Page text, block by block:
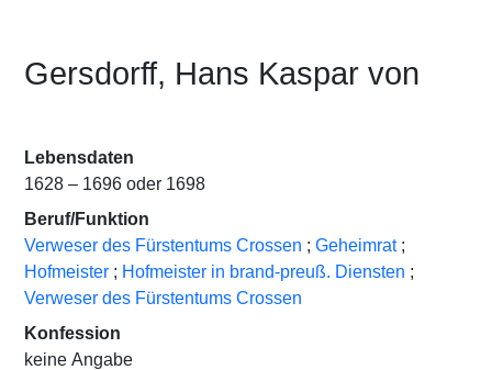
Gersdorff, Hans Kaspar von
Lebensdaten
1628 – 1696 oder 1698
Beruf/Funktion
Verweser des Fürstentums Crossen ; Geheimrat ;
Hofmeister ; Hofmeister in brand-preuß. Diensten ;
Verweser des Fürstentums Crossen
Konfession
keine Angabe